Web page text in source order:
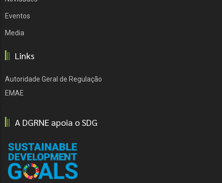
Eventos
Media
Links
Autoridade Geral de Regulação
EMAE
A DGRNE apoia o SDG